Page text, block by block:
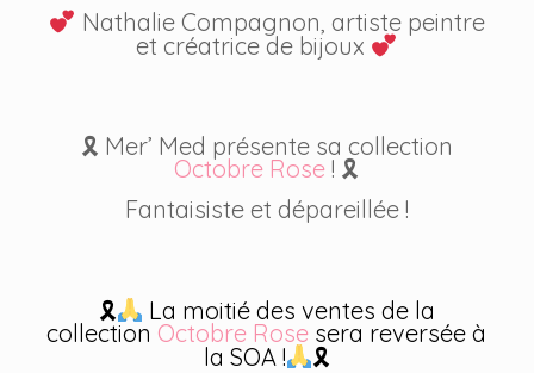
Nathalie Compagnon, artiste peintre
et créatrice de bijoux
🎗 Mer’ Med présente sa collection
Octobre Rose ! 🎗
Fantaisiste et dépareillée !
🎗 La moitié des ventes de la
collection Octobre Rose sera reversée à
la SOA !
🎗